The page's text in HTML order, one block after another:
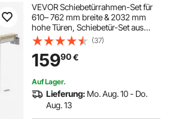
VEVOR Schiebetürrahmen-Set für
610– 762 mm breite & 2032 mm
hohe Türen, Schiebetür-Set aus
verzinkter Stahl mit Zwei-Wege-
Soft-Close-Mechanismus &
sanftem Gleiten, für Wohnzimmer
Badezimmer
(37)
15990€
Auf Lager.
Lieferung: Mo. Aug. 10 - Do.
Aug. 13